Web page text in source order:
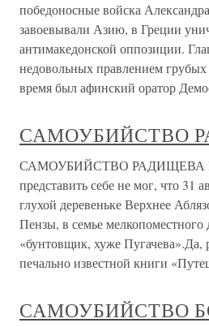
победоносные войска
завоевывали Азию, в Греции
антимакедонской оппозиции.
недовольных правлением
время был афинский оратор
САМОУБИЙСТВО
САМОУБИЙСТВО РАДИЩЕВА
представить себе не мог, что 31
глухой деревеньке Верхнее
Пензы, в семье мелкопоместного
«бунтовщик, хуже Пугачева».Да,
печально известной книги
САМОУБИЙСТВО